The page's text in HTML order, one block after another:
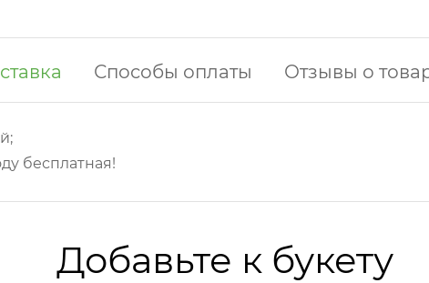
Способы оплаты Отзывы о
бесплатная!
Добавьте к букету